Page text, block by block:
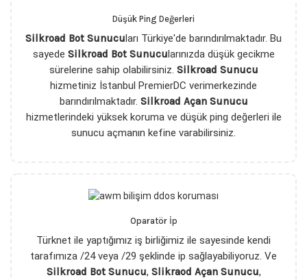
Düşük Ping Değerleri
Silkroad Bot Sunucuları Türkiye'de barındırılmaktadır. Bu
sayede Silkroad Bot Sunucularınızda düşük gecikme
sürelerine sahip olabilirsiniz. Silkroad Sunucu
hizmetiniz İstanbul PremierDC verimerkezinde
barındırılmaktadır. Silkroad Açan Sunucu
hizmetlerindeki yüksek koruma ve düşük ping değerleri ile
sunucu açmanın kefine varabilirsiniz.
Oparatör İp
Türknet ile yaptığımız iş birliğimiz ile sayesinde kendi
tarafımıza /24 veya /29 şeklinde ip sağlayabiliyoruz. Ve
Silkroad Bot Sunucu, Slikraod Açan Sunucu,